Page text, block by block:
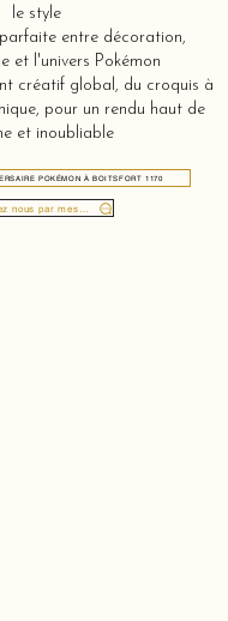
le style
entre décoration,
et l'univers Pokémon
créatif global, du croquis à
pour un rendu haut de
et inoubliable
POKÉMON À BOITSFORT 1170